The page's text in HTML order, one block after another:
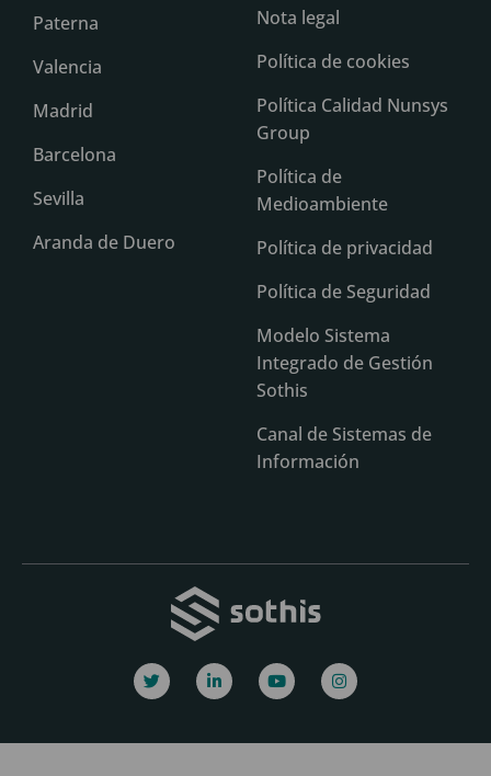
Paterna
Valencia
Madrid
Barcelona
Sevilla
Aranda de Duero
Nota legal
Política de cookies
Política Calidad Nunsys
Group
Política de
Medioambiente
Política de privacidad
Política de Seguridad
Modelo Sistema
Integrado de Gestión
Sothis
Canal de Sistemas de
Información